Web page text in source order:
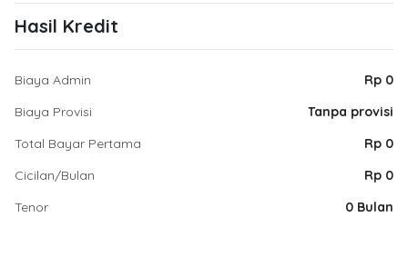
Hasil Kredit
Biaya Admin
Rp 0
Biaya Provisi
Tanpa provisi
Total Bayar Pertama
Rp 0
Cicilan/Bulan
Rp 0
Tenor
0 Bulan